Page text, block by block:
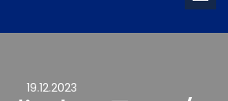
19.12.2023